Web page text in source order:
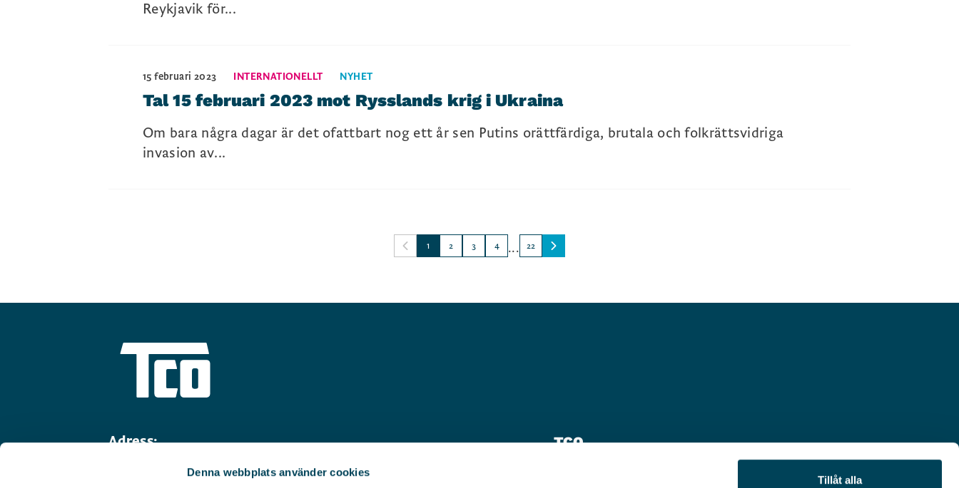
Denna webbplats använder cookies
Tillåt alla
Reykjavik för...
15 februari 2023 INTERNATIONELLT NYHET
Tal 15 februari 2023 mot Rysslands krig i Ukraina
Om bara några dagar är det ofattbart nog ett år sen Putins orättfärdiga, brutala och folkrättsvidriga
invasion av...
1 2 3 4 ... 22
Adress:
114 47 Stockholm
TCO